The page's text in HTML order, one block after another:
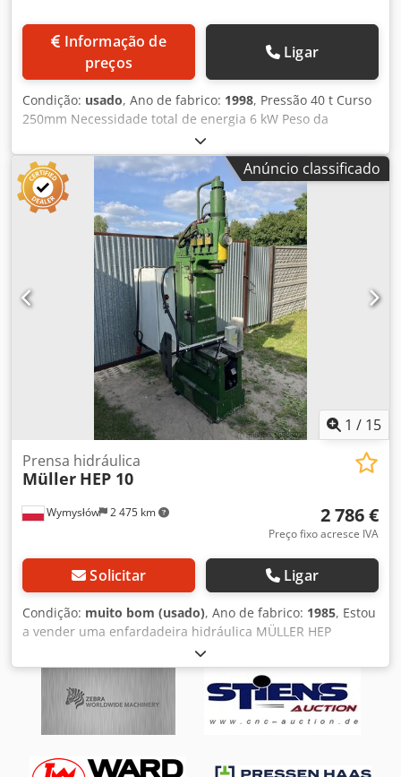
preços
Ligar
Condição: usado, Ano de fabrico: 1998, Pressão 40 t Curso
250mm Necessidade total de energia 6 kW Peso da
máquina aprox. Largura do suporte 600/350mm Superfície
da mesa 860x620 mm Superfície do carneiro 860x620 mm
Altura da mesa 900 mm Operação com alavanca manual
Corte de pressão Crsdpfxjvnwfno Acnjf
Anúncio classificado
1 / 15
Wymysłów 2 475 km
Prensa hidráulica
Müller HEP 10
2 786 €
Preço fixo acresce IVA
Solicitar Ligar
Condição: muito bom (usado), Ano de fabrico: 1985, Estou
a vender uma enfardadeira hidráulica MÜLLER HEP
10.20.35, ano de fabrico 1985. A enfardadeira funcionou
até ao fim em ótimo estado. Revisão da prensa em 2023.
Codeudph Ijpfx Acnsrf